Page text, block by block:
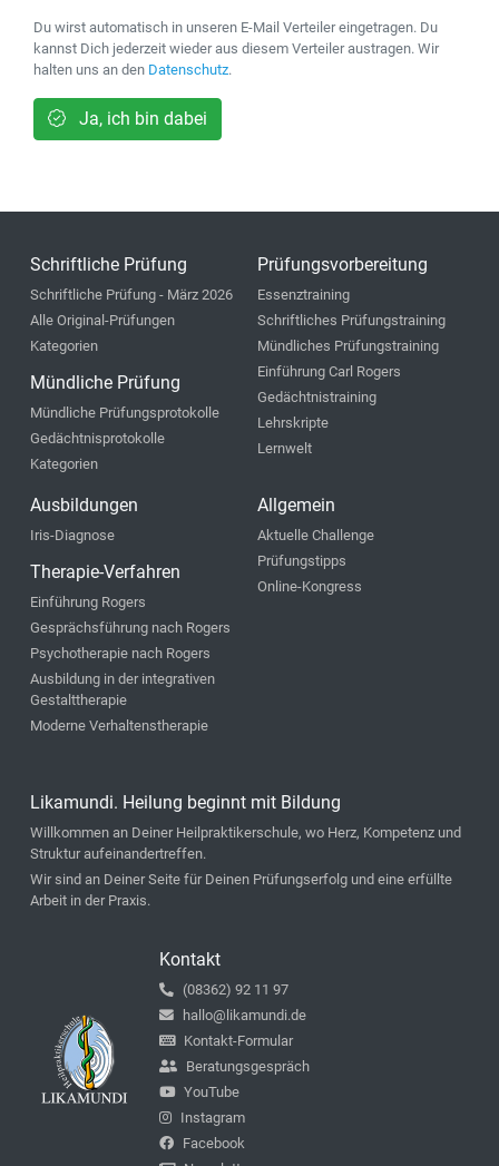
Du wirst automatisch in unseren E-Mail Verteiler eingetragen. Du
kannst Dich jederzeit wieder aus diesem Verteiler austragen. Wir
halten uns an den Datenschutz.
Ja, ich bin dabei
Schriftliche Prüfung
Schriftliche Prüfung - März 2026
Alle Original-Prüfungen
Kategorien
Mündliche Prüfung
Mündliche Prüfungsprotokolle
Gedächtnisprotokolle
Kategorien
Prüfungsvorbereitung
Essenztraining
Schriftliches Prüfungstraining
Mündliches Prüfungstraining
Einführung Carl Rogers
Gedächtnistraining
Lehrskripte
Lernwelt
Ausbildungen
Iris-Diagnose
Therapie-Verfahren
Einführung Rogers
Gesprächsführung nach Rogers
Psychotherapie nach Rogers
Ausbildung in der integrativen
Gestalttherapie
Moderne Verhaltenstherapie
Allgemein
Aktuelle Challenge
Prüfungstipps
Online-Kongress
Likamundi. Heilung beginnt mit Bildung
Willkommen an Deiner Heilpraktikerschule, wo Herz, Kompetenz und
Struktur aufeinandertreffen.
Wir sind an Deiner Seite für Deinen Prüfungserfolg und eine erfüllte
Arbeit in der Praxis.
Kontakt
(08362) 92 11 97
hallo@likamundi.de
Kontakt-Formular
Beratungsgespräch
YouTube
Instagram
Facebook